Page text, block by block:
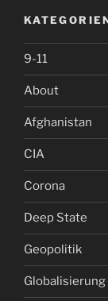
9-11
About
Afghanistan
CIA
Corona
Deep State
Geopolitik
Globalisierung